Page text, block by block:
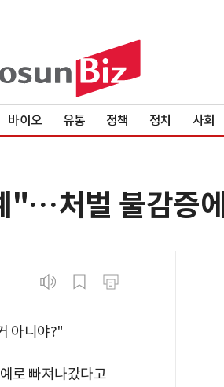
바이오 유통 정책 정치 사회
"…처벌 불감증
아니야?"
로 빠져나갔다고